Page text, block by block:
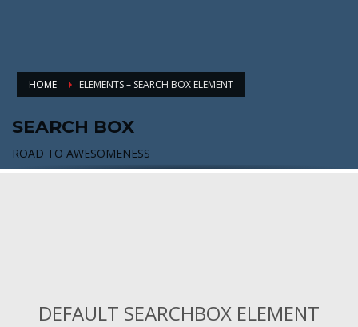
HOME ELEMENTS – SEARCH BOX ELEMENT
SEARCH BOX
ROAD TO AWESOMENESS
DEFAULT SEARCHBOX ELEMENT